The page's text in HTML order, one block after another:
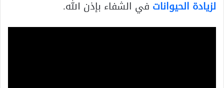
لزيادة الحيوانات في الشفاء بإذن الله.